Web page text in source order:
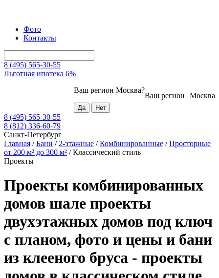
Фото
Контакты
8 (495) 565-30-55
Льготная ипотека 6%
Москва
Ваш регион
Ваш регион Москва?
8 (495) 565-30-55
8 (812) 336-60-79
Санкт-Петербург
Главная /Бани / 2-этажные /Комбинированные /Просторные
от 200 м² до 300 м² /Классический стиль
Проекты
Проекты комбинированных
домов шале проекты
двухэтажных домов под ключ
с планом, фото и цены и бани
из клееного бруса - проекты